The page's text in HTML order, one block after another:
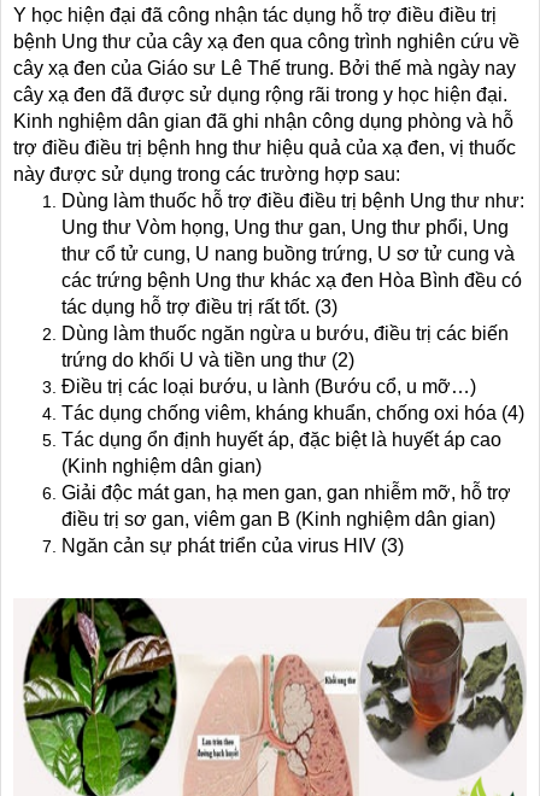
Y học hiện đại đã công nhận tác dụng hỗ trợ điều điều trị
bệnh Ung thư của cây xạ đen qua công trình nghiên cứu về
cây xạ đen của Giáo sư Lê Thế trung. Bởi thế mà ngày nay
cây xạ đen đã được sử dụng rộng rãi trong y học hiện đại.
Kinh nghiệm dân gian đã ghi nhận công dụng phòng và hỗ
trợ điều điều trị bệnh hng thư hiệu quả của xạ đen, vị thuốc
này được sử dụng trong các trường hợp sau:
Dùng làm thuốc hỗ trợ điều điều trị bệnh Ung thư như:
Ung thư Vòm họng, Ung thư gan, Ung thư phổi, Ung
thư cổ tử cung, U nang buồng trứng, U sơ tử cung và
các trứng bệnh Ung thư khác xạ đen Hòa Bình đều có
tác dụng hỗ trợ điều trị rất tốt. (3)
Dùng làm thuốc ngăn ngừa u bướu, điều trị các biến
trứng do khối U và tiền ung thư (2)
Điều trị các loại bướu, u lành (Bướu cổ, u mỡ…)
Tác dụng chống viêm, kháng khuẩn, chống oxi hóa (4)
Tác dụng ổn định huyết áp, đặc biệt là huyết áp cao
(Kinh nghiệm dân gian)
Giải độc mát gan, hạ men gan, gan nhiễm mỡ, hỗ trợ
điều trị sơ gan, viêm gan B (Kinh nghiệm dân gian)
Ngăn cản sự phát triển của virus HIV (3)